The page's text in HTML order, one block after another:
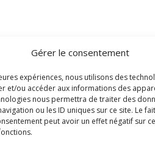
Gérer le consentement
expériences, nous utilisons des
et/ou accéder aux informations des
nous permettra de traiter des
ou les ID uniques sur ce site. Le
peut avoir un effet négatif sur